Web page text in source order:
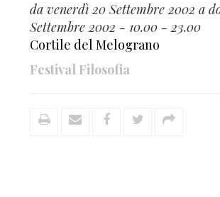
da venerdì 20 Settembre 2002 a
Settembre 2002 - 10.00 - 23.00
Cortile del Melograno
Festival Filosofia